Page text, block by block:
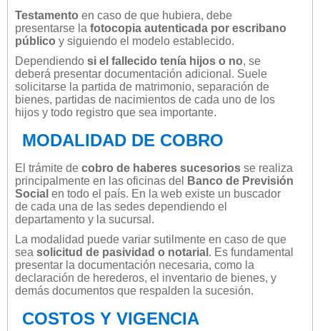
Testamento en caso de que hubiera, debe
presentarse la fotocopia autenticada por escribano
público y siguiendo el modelo establecido.
Dependiendo si el fallecido tenía hijos o no, se
deberá presentar documentación adicional. Suele
solicitarse la partida de matrimonio, separación de
bienes, partidas de nacimientos de cada uno de los
hijos y todo registro que sea importante.
MODALIDAD DE COBRO
El trámite de cobro de haberes sucesorios se realiza
principalmente en las oficinas del
Banco de Previsión
Social en todo el país. En la web existe un buscador
de cada una de las sedes dependiendo el
departamento y la sucursal.
La modalidad puede variar sutilmente en caso de que
sea solicitud de pasividad o notarial . Es fundamental
presentar la documentación necesaria, como la
declaración de herederos, el inventario de bienes, y
demás documentos que respalden la sucesión.
COSTOS Y VIGENCIA